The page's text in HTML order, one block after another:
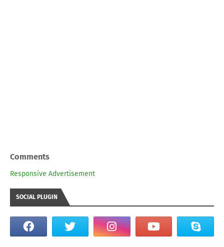
Comments
Responsive Advertisement
SOCIAL PLUGIN